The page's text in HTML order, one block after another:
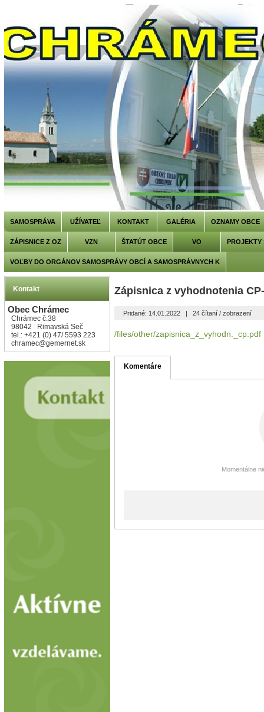
SAMOSPRÁVA UŽÍVATEĽ KONTAKT GALÉRIA OZNAMY OBCE
ZÁPISNICE Z OZ VZN ŠTATÚT OBCE VO PROJEKTY
VOĽBY DO ORGÁNOV SAMOSPRÁVY OBCÍ A SAMOSPRÁVNYCH K
Kontakt
Obec Chrámec
Chrámec č.38
98042 Rimavská Seč
tel.: +421 (0) 47/ 5593 223
chramec@gemernet.sk
Zápisnica z vyhodnotenia
Pridané: 14.01.2022 |24 čítaní / zobrazení
/files/other/zapisnica_z_vyhodn._cp.pdf
Komentáre
Momentálne